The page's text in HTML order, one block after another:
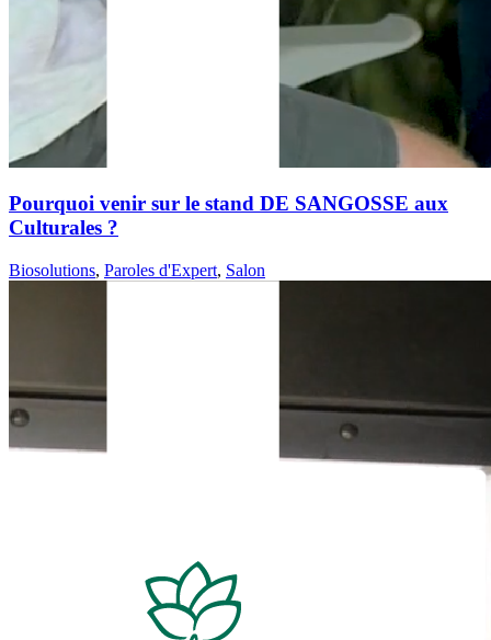
Pourquoi venir sur le stand DE SANGOSSE aux
Culturales ?
Biosolutions, Paroles d'Expert, Salon